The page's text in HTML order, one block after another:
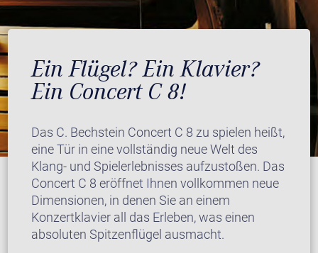
Ein Flügel? Ein Klavier?
Ein Concert C 8!
Das C. Bechstein Concert C 8 zu spielen heißt,
eine Tür in eine vollständig neue Welt des
Klang- und Spielerlebnisses aufzustoßen. Das
Concert C 8 eröffnet Ihnen vollkommen neue
Dimensionen, in denen Sie an einem
Konzertklavier all das Erleben, was einen
absoluten Spitzenflügel ausmacht.